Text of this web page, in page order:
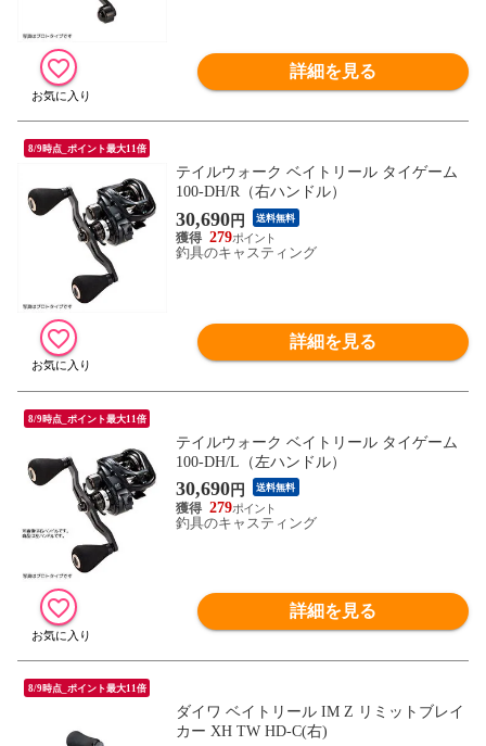
詳細を見る
8/9時点_ポイント最大11倍
テイルウォーク ベイトリール タイゲーム
100-DH/R（右ハンドル）
30,690円 送料無料
279
釣具のキャスティング
詳細を見る
8/9時点_ポイント最大11倍
テイルウォーク ベイトリール タイゲーム
100-DH/L（左ハンドル）
30,690円 送料無料
279
釣具のキャスティング
詳細を見る
8/9時点_ポイント最大11倍
ダイワ ベイトリール IM Z リミットブレイ
カー XH TW HD-C(右)